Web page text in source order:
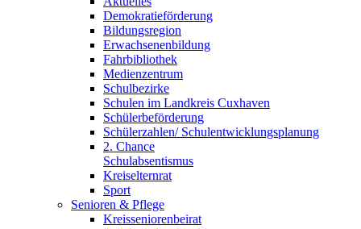
Demokratieförderung
Bildungsregion
Erwachsenenbildung
Fahrbibliothek
Medienzentrum
Schulbezirke
Schulen im Landkreis Cuxhaven
Schülerbeförderung
Schülerzahlen/ Schulentwicklungsplanung
2. Chance
Schulabsentismus
Kreiselternrat
Sport
Senioren & Pflege
Kreisseniorenbeirat